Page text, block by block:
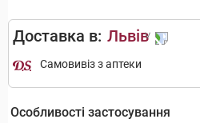
Доставка в: Львів
Самовивіз з аптеки
Особливості застосування